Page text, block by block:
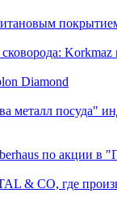
Diamond
металл посуда"
по акции в
& CO, где